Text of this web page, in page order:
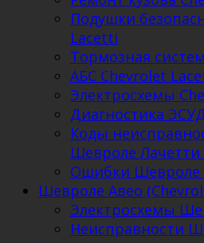
Подушки
Lacetti
Тормозная
АБС Chevrolet
Электросхемы
Диагностика
Коды
Шевроле Лачетти
Ошибки Шевроле
Шевроле Авео
Электросхемы
Неисправности